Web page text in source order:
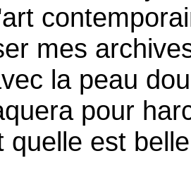
mes
la peau
pour
quelle est